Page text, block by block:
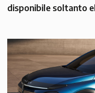
disponibile soltanto